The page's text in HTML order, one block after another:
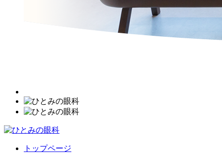
トップページ